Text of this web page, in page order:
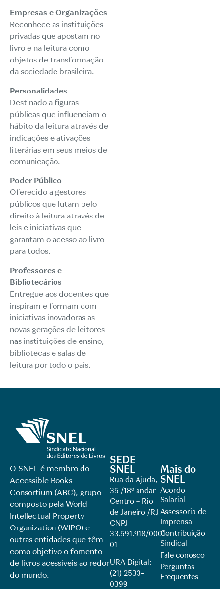
Empresas e Organizações
Reconhece as instituições
privadas que apostam no
livro e na leitura como
objetos de transformação
da sociedade brasileira.
Personalidades
Destinado a figuras
públicas que influenciam o
hábito da leitura através de
indicações e ativações
literárias em seus meios de
comunicação.
Poder Público
Oferecido a gestores
públicos que lutam pelo
direito à leitura através de
leis e iniciativas que
garantam o acesso ao livro
para todos.
Professores e
Bibliotecários
Entregue aos docentes que
inspiram e formam com
iniciativas inovadoras as
novas gerações de leitores
nas instituições de ensino,
bibliotecas e salas de
leitura por todo o país.
O SNEL é membro do
Accessible Books
Consortium (ABC), grupo
composto pela World
Intellectual Property
Organization (WIPO) e
outras entidades que têm
como objetivo o fomento
de livros acessíveis ao redor
do mundo.
SEDE
SNEL
Rua da Ajuda,
35 /18º andar
Centro – Rio
de Janeiro /RJ
CNPJ
33.591.918/0001-
01
URA Digital:
(21) 2533-
0399
Mais do
SNEL
Acordo
Salarial
Assessoria de
Imprensa
Contribuição
Sindical
Fale conosco
Perguntas
Frequentes